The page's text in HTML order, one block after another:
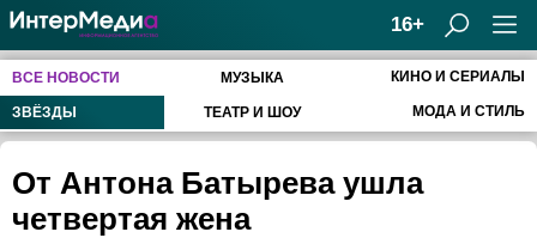
ВСЕ НОВОСТИ МУЗЫКА КИНО И СЕРИАЛЫ
ЗВЁЗДЫ ТЕАТР И ШОУ МОДА И СТИЛЬ
От Антона Батырева ушла
четвертая жена
16+